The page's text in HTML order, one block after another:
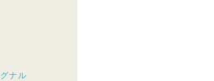
ナル